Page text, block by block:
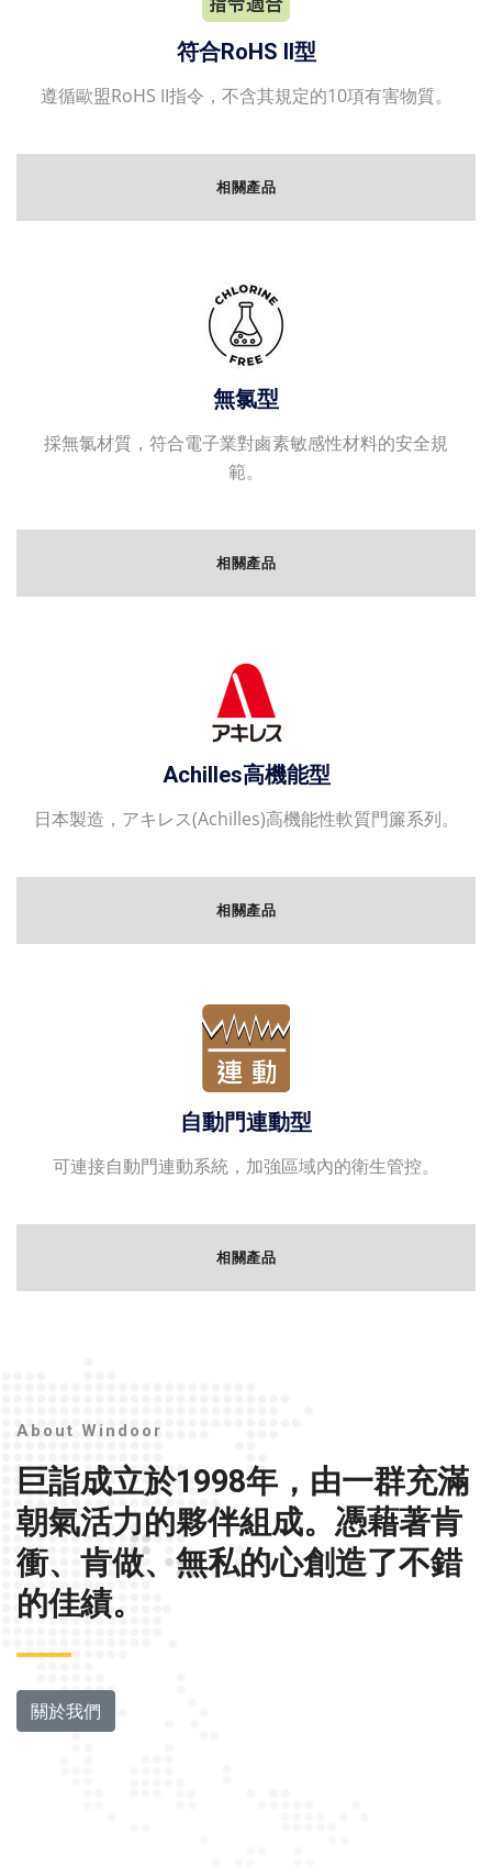
符合RoHS II型
遵循歐盟RoHS II指令，不含其規定的10項有害物質。
相關產品
無氯型
採無氯材質，符合電子業對鹵素敏感性材料的安全規
範。
相關產品
Achilles高機能型
日本製造，アキレス(Achilles)高機能性軟質門簾系列。
相關產品
自動門連動型
可連接自動門連動系統，加強區域內的衛生管控。
相關產品
About Windoor
巨詣成立於1998年，由一群充滿
朝氣活力的夥伴組成。憑藉著肯
衝、肯做、無私的心創造了不錯
的佳績。
關於我們